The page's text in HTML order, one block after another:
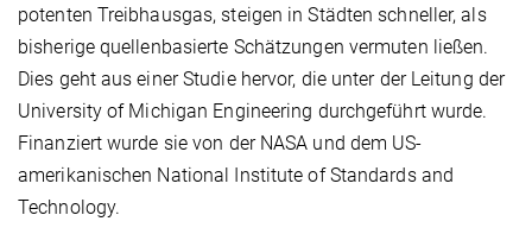
potenten Treibhausgas, steigen in Städten schneller, als
bisherige quellenbasierte Schätzungen vermuten ließen.
Dies geht aus einer Studie hervor, die unter der Leitung der
University of Michigan Engineering durchgeführt wurde.
Finanziert wurde sie von der NASA und dem US-
amerikanischen National Institute of Standards and
Technology.